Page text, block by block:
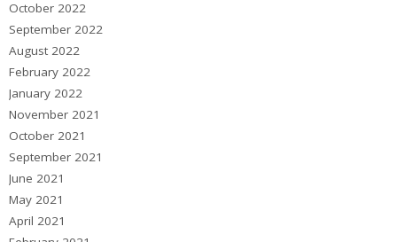
October 2022
September 2022
August 2022
February 2022
January 2022
November 2021
October 2021
September 2021
June 2021
May 2021
April 2021